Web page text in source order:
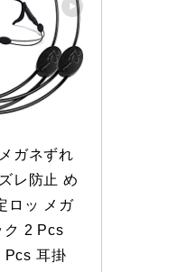
ガネずれ
レ防止 め
ロッ メガ
ク 2 Pcs
Pcs 耳掛